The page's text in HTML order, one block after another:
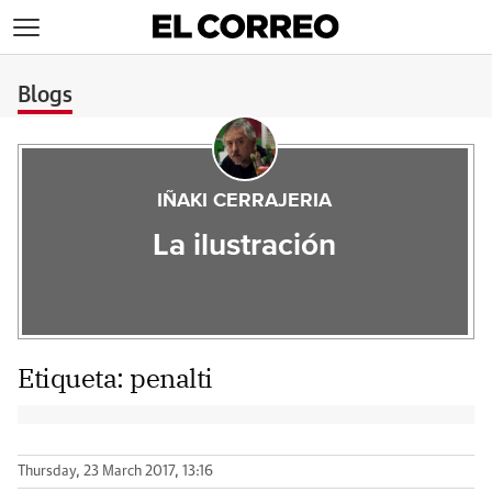
Blogs
IÑAKI CERRAJERIA
La ilustración
Etiqueta: penalti
Thursday, 23 March 2017, 13:16